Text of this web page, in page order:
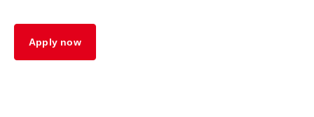
Apply now